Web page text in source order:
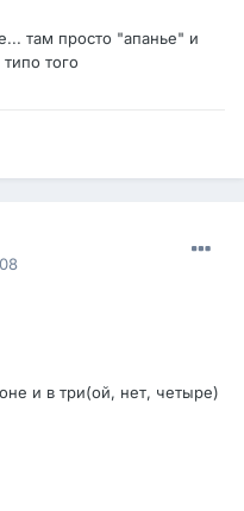
там просто "апанье" и
того
и в три(ой, нет, четыре)